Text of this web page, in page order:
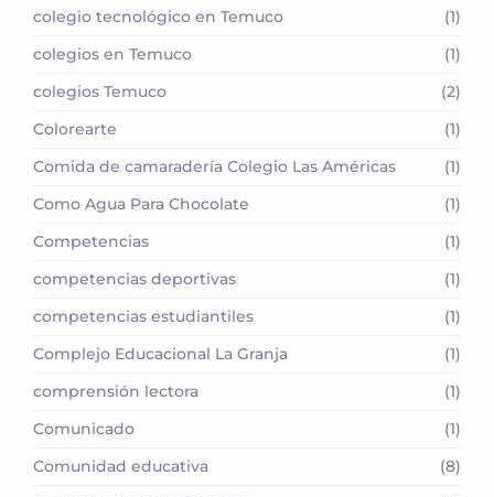
colegio tecnológico en Temuco
(1)
colegios en Temuco
(1)
colegios Temuco
(2)
Colorearte
(1)
Comida de camaradería Colegio Las Américas
(1)
Como Agua Para Chocolate
(1)
Competencias
(1)
competencias deportivas
(1)
competencias estudiantiles
(1)
Complejo Educacional La Granja
(1)
comprensión lectora
(1)
Comunicado
(1)
Comunidad educativa
(8)